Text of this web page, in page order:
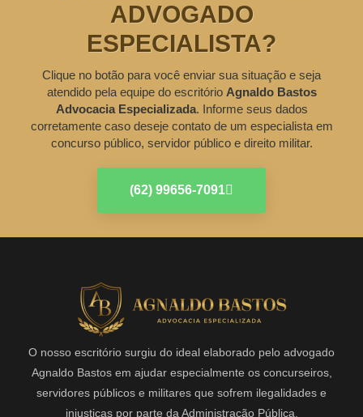
ADVOGADO
ESPECIALISTA?
Clique no botão para você enviar sua situação e seja
atendido pela equipe do escritório Agnaldo Bastos
Advocacia Especializada. Informe seus dados
corretamente caso deseje contato de um especialista em
concurso público, servidor público e direito militar.
(62) 99656-7091
O nosso escritório surgiu do ideal elaborado pelo advogado
Agnaldo Bastos em ajudar especialmente os concurseiros,
servidores públicos e militares que sofrem ilegalidades e
injustiças por parte da Administração Pública.